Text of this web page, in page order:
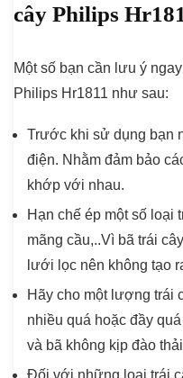
cây Philips
Một số bạn cần lưu ý
Philips Hr1811 như sau:
Trước khi sử dụng bạn
điện. Nhằm đảm bảo
khớp với nhau.
Hạn chế ép một số loại
mãng cầu,..Vì bã trái
lưới lọc nên không tạo
Hãy cho một lượng trái
nhiều quá hoặc đầy
và bã không kịp đào
Đối với những loại trái